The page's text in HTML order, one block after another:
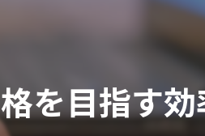
小学生
を目指す